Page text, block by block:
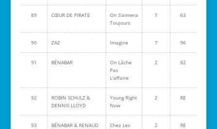
89 CŒUR DE PIRATE
On S'aimera
Toujours
7 63
90 ZAZ Imagine 7 96
91 BÉNABAR
On Lâche
Pas
L'affaire
2 82
92
ROBIN SCHULZ &
DENNIS LLOYD
Young Right
Now
2 RE
93 BÉNABAR & RENAUD
Chez Les
2 RE